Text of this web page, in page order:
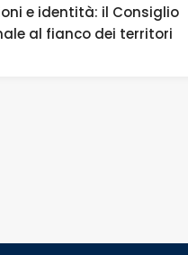
e identità: il Consiglio
al fianco dei territori